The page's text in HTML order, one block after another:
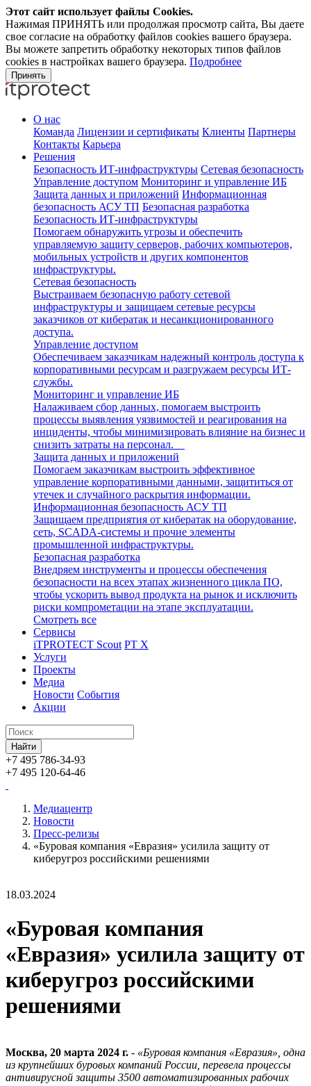
Этот сайт использует файлы Cookies.
Нажимая ПРИНЯТЬ или продолжая просмотр сайта, Вы даете
свое согласие на обработку файлов cookies вашего браузера.
Вы можете запретить обработку некоторых типов файлов
cookies в настройках вашего браузера. Подробнее
Принять
О нас
Команда Лицензии и сертификаты Клиенты Партнеры
Контакты Карьера
Решения
Безопасность ИТ-инфраструктуры Сетевая безопасность
Управление доступом Мониторинг и управление ИБ
Защита данных и приложений Информационная
безопасность АСУ ТП Безопасная разработка
Безопасность ИТ-инфраструктуры
Помогаем обнаружить угрозы и обеспечить
управляемую защиту серверов, рабочих компьютеров,
мобильных устройств и других компонентов
инфраструктуры.
Сетевая безопасность
Выстраиваем безопасную работу сетевой
инфраструктуры и защищаем сетевые ресурсы
заказчиков от кибератак и несанкционированного
доступа.
Управление доступом
Обеспечиваем заказчикам надежный контроль доступа к
корпоративными ресурсам и разгружаем ресурсы ИТ-
службы.
Мониторинг и управление ИБ
Налаживаем сбор данных, помогаем выстроить
процессы выявления уязвимостей и реагирования на
инциденты, чтобы минимизировать влияние на бизнес и
снизить затраты на персонал.
Защита данных и приложений
Помогаем заказчикам выстроить эффективное
управление корпоративными данными, защититься от
утечек и случайного раскрытия информации.
Информационная безопасность АСУ ТП
Защищаем предприятия от кибератак на оборудование,
сеть, SCADA-системы и прочие элементы
промышленной инфраструктуры.
Безопасная разработка
Внедряем инструменты и процессы обеспечения
безопасности на всех этапах жизненного цикла ПО,
чтобы ускорить вывод продукта на рынок и исключить
риски компрометации на этапе эксплуатации.
Смотреть все
Сервисы
iTPROTECT Scout PT X
Услуги
Проекты
Медиа
Новости События
Акции
+7 495 786-34-93
+7 495 120-64-46
Медиацентр
Новости
Пресс-релизы
«Буровая компания «Евразия» усилила защиту от
киберугроз российскими решениями
18.03.2024
«Буровая компания
«Евразия» усилила защиту от
киберугроз российскими
решениями
Москва, 20 марта 2024 г. - «Буровая компания «Евразия», одна
из крупнейших буровых компаний России, перевела процессы
антивирусной защиты 3500 автоматизированных рабочих